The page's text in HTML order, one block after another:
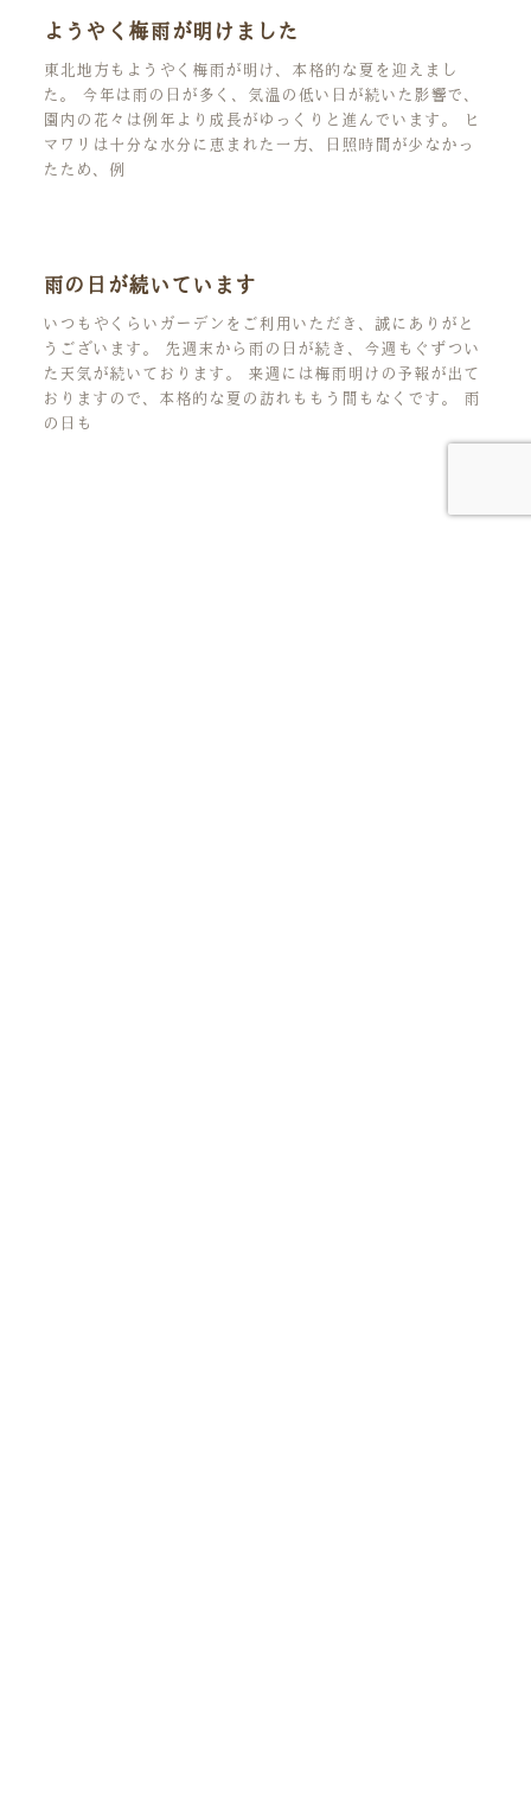
ようやく梅雨が明けました
東北地方もようやく梅雨が明け、本格的な夏を迎えまし
た。 今年は雨の日が多く、気温の低い日が続いた影響で、
園内の花々は例年より成長がゆっくりと進んでいます。 ヒ
マワリは十分な水分に恵まれた一方、日照時間が少なかっ
たため、例
雨の日が続いています
いつもやくらいガーデンをご利用いただき、誠にありがと
うございます。 先週末から雨の日が続き、今週もぐずつい
た天気が続いております。 来週には梅雨明けの予報が出て
おりますので、本格的な夏の訪れももう間もなくです。 雨
の日も